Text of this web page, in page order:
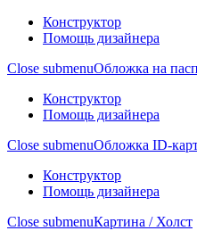
Конструктор
Помощь дизайнера
Close submenuОбложка на
Конструктор
Помощь дизайнера
Close submenuОбложка ID-
Конструктор
Помощь дизайнера
Close submenuКартина / Холст